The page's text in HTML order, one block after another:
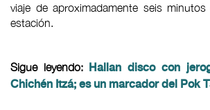
viaje de aproximadamente seis
estación.
Sigue leyendo:
Hallan disco con
Chichén Itzá; es un marcador del Pok